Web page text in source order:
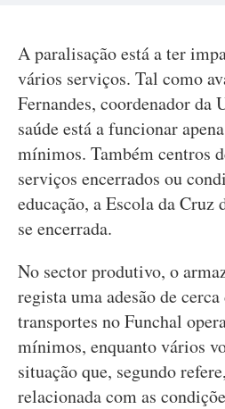
A paralisação está a ter
vários serviços. Tal como
Fernandes, coordenador da
saúde está a funcionar
mínimos. Também centros
serviços encerrados ou
educação, a Escola da Cruz
se encerrada.
No sector produtivo, o
regista uma adesão de
transportes no Funchal
mínimos, enquanto vários
situação que, segundo
relacionada com as